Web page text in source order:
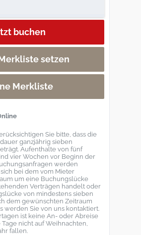
setzen
Merkliste
Sie bitte, dass die
ganzjährig sieben
Aufenthalte von fünf
vier Wochen vor Beginn der
werden
bei dem vom Mieter
um eine Buchungslücke
Verträgen handelt oder
von mindestens sieben
dem gewünschten Zeitraum
werden Sie von uns kontaktiert.
ist keine An- oder Abreise
nicht auf Weihnachten,
fallen.